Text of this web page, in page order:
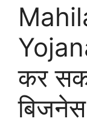
कर
बिजनेस